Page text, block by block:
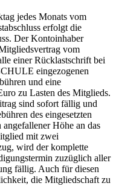
jedes Monats vom
erfolgt die
Der Kontoinhaber
vom
einer Rücklastschrift bei
eingezogenen
und eine
zu Lasten des Mitglieds.
sind sofort fällig und
des eingesetzten
Höhe an das
mit zwei
wird der komplette
zuzüglich aller
fällig. Auch für diesen
die Mitgliedschaft zu